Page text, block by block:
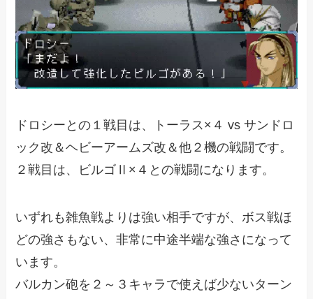
ドロシーとの１戦目は、トーラス×４ vs サンドロ
ック改＆ヘビーアームズ改＆他２機の戦闘です。
２戦目は、ビルゴⅡ×４との戦闘になります。
いずれも雑魚戦よりは強い相手ですが、ボス戦ほ
どの強さもない、非常に中途半端な強さになって
います。
バルカン砲を２～３キャラで使えば少ないターン